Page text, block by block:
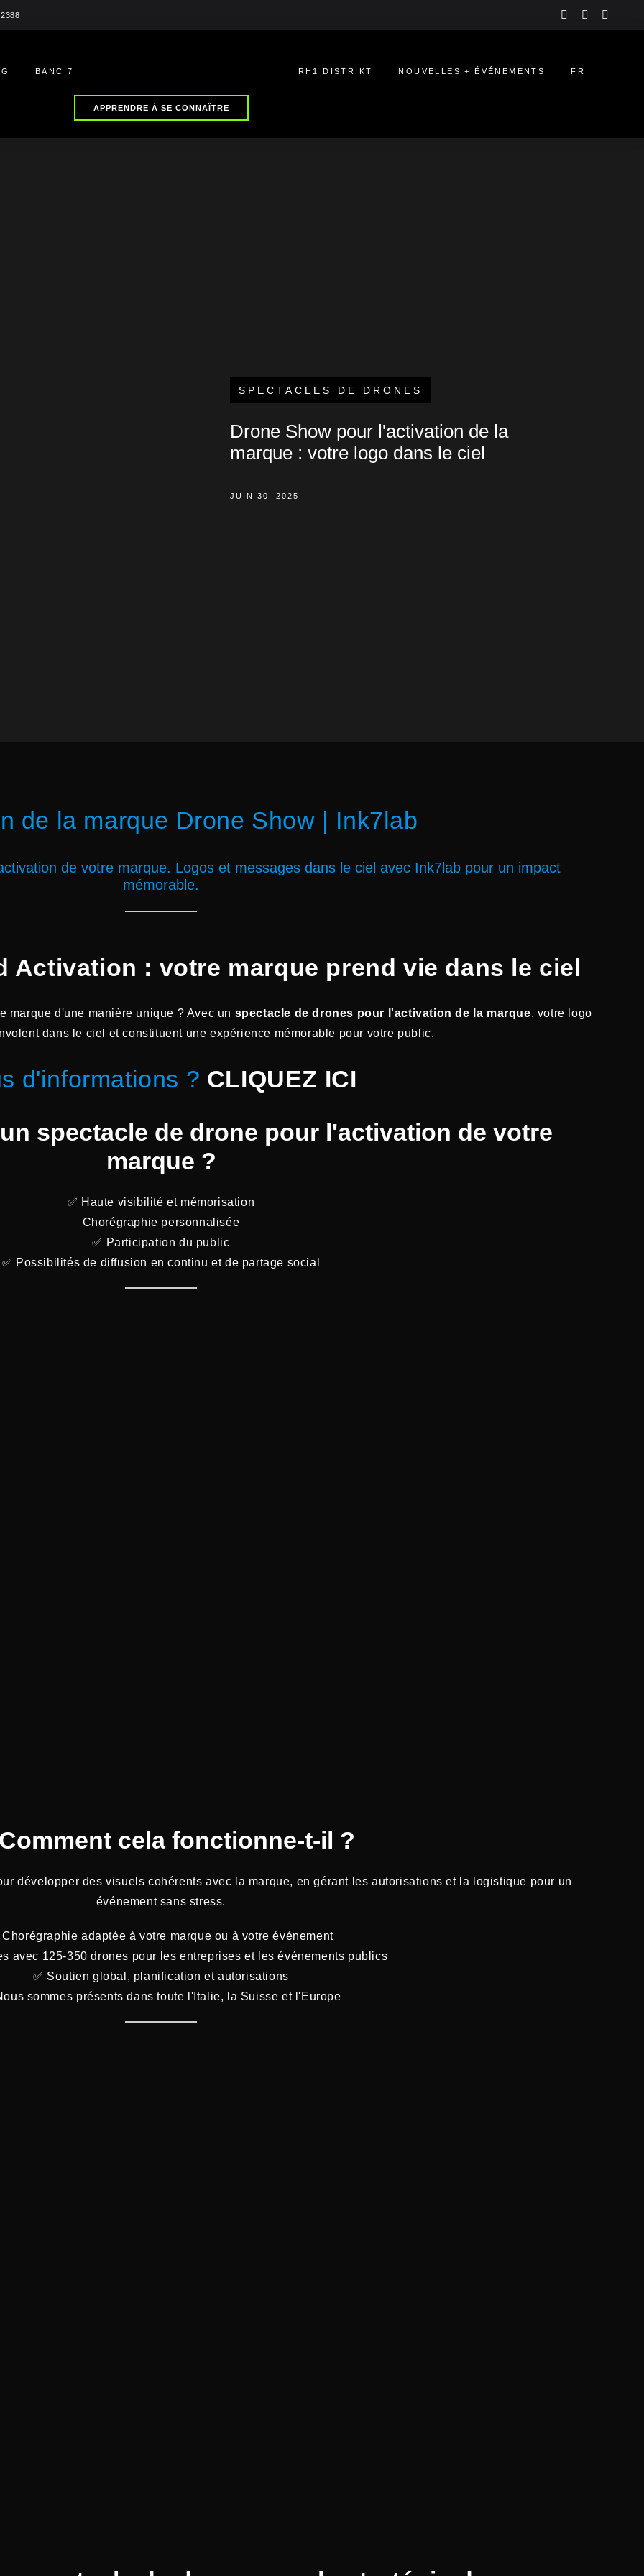
instagram
linkedin
BANC 7 RH1 DISTRIKT NOUVELLES + ÉVÉNEMENTS FR
APPRENDRE À SE CONNAÎTRE
SPECTACLES DE DRONES
Drone Show pour l'activation de la
marque : votre logo dans le ciel
JUIN 30, 2025
de la marque Drone Show | Ink7lab
de votre marque. Logos et messages dans le ciel avec Ink7lab pour un impact
mémorable.
Activation : votre marque prend vie dans le ciel
marque d'une manière unique ? Avec un spectacle de drones pour l'activation de la marque, votre logo
dans le ciel et constituent une expérience mémorable pour votre public.
d'informations ? CLIQUEZ ICI
spectacle de drone pour l'activation de votre
marque ?
✅ Haute visibilité et mémorisation
Chorégraphie personnalisée
✅ Participation du public
✅ Possibilités de diffusion en continu et de partage social
Comment cela fonctionne-t-il ?
développer des visuels cohérents avec la marque, en gérant les autorisations et la logistique pour un
événement sans stress.
Chorégraphie adaptée à votre marque ou à votre événement
avec 125-350 drones pour les entreprises et les événements publics
✅ Soutien global, planification et autorisations
sommes présents dans toute l'Italie, la Suisse et l'Europe